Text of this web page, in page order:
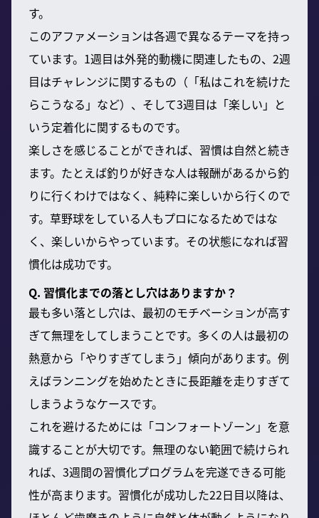
す。
このアファメーションは各週で異なるテーマを持っ
ています。1週目は外発的動機に関連したもの、2週
目はチャレンジに関するもの（「私はこれを続けた
らこうなる」など）、そして3週目は「楽しい」と
いう定着化に関するものです。
楽しさを感じることができれば、習慣は自然と続き
ます。たとえば釣りが好きな人は報酬があるから釣
りに行くわけではなく、純粋に楽しいから行くので
す。草野球をしている人もプロになるためではな
く、楽しいからやっています。その状態になれば習
慣化は成功です。
Q. 習慣化までの落とし穴はありますか？
最も多い落とし穴は、最初のモチベーションが高す
ぎて無理をしてしまうことです。多くの人は最初の
熱意から「やりすぎてしまう」傾向があります。例
えばランニングを始めたときに長距離を走りすぎて
しまうようなケースです。
これを避けるためには「コンフォートゾーン」を意
識することが大切です。無理のない範囲で続けられ
れば、3週間の習慣化プログラムを完遂できる可能
性が高まります。習慣化が成功した22日目以降は、